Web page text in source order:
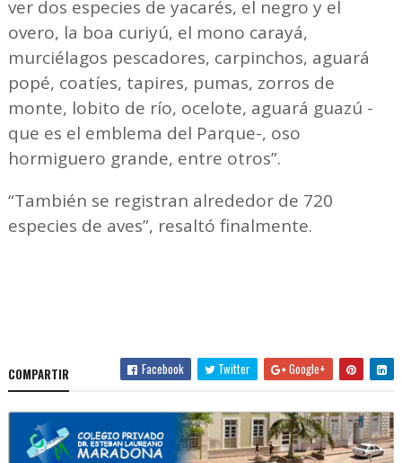
ver dos especies de yacarés, el negro y el
overo, la boa curiyú, el mono carayá,
murciélagos pescadores, carpinchos, aguará
popé, coatíes, tapires, pumas, zorros de
monte, lobito de río, ocelote, aguará guazú -
que es el emblema del Parque-, oso
hormiguero grande, entre otros”.
“También se registran alrededor de 720
especies de aves”, resaltó finalmente.
COMPARTIR Facebook Twitter Google+